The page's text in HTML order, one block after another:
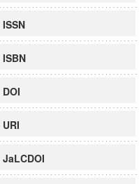
ISSN
ISBN
DOI
URI
JaLCDOI